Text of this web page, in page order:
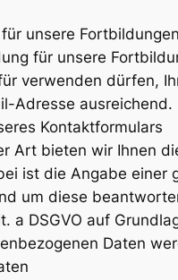
unsere Fortbildungen
für unsere
verwenden dürfen,
Adresse ausreichend.
Kontaktformulars
Art bieten wir Ihnen
ist die Angabe
um diese
a DSGVO auf
Daten